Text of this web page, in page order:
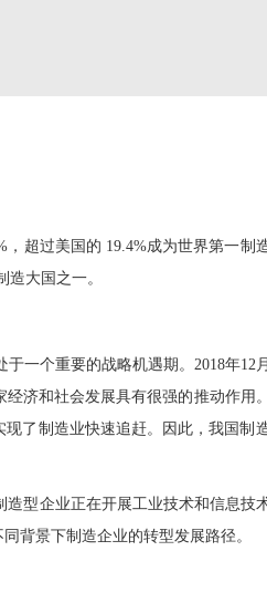
，超过美国的 19.4%成为世界第一制
大国之一。
一个重要的战略机遇期。 2018年12
济和社会发展具有很强的推动作用
了制造业快速追赶。因此，我国制
型企业正在开展工业技术和信息技
背景下制造企业的转型发展路径。